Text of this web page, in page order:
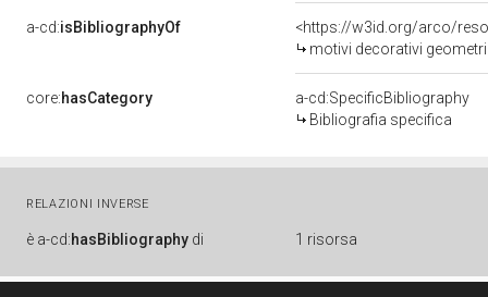
a-cd:isBibliographyOf
<https://w3id.org/arco/
motivi decorativi
core:hasCategory
a-cd:SpecificBibliography
Bibliografia specifica
RELAZIONI INVERSE
è a-cd:hasBibliography di 1 risorsa